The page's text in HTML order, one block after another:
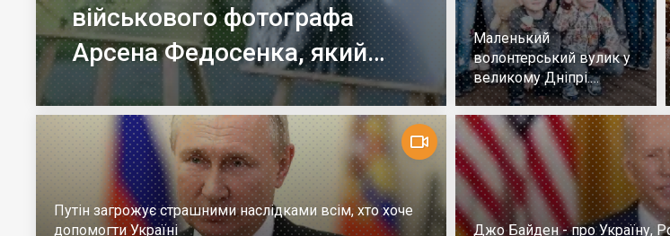
військового фотографа
Арсена Федосенка, який
загинув на війні
Маленький
волонтерський вулик у
великому Дніпрі.
Репортаж
Путін загрожує страшними наслідками всім, хто хоче
допомогти Україні
Джо Байден - про Україну,